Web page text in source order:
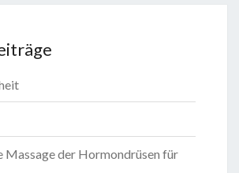
Massage der Hormondrüsen für